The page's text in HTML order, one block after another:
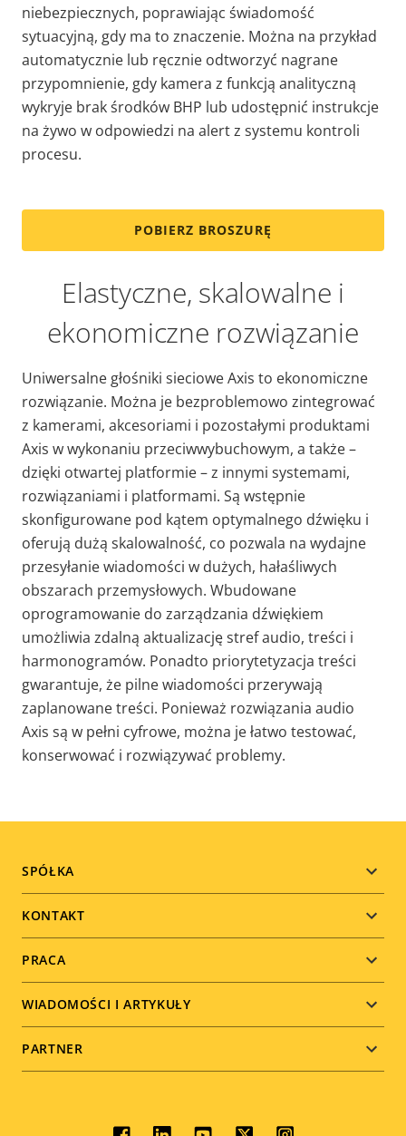
niebezpiecznych, poprawiając świadomość
sytuacyjną, gdy ma to znaczenie. Można na przykład
automatycznie lub ręcznie odtworzyć nagrane
przypomnienie, gdy kamera z funkcją analityczną
wykryje brak środków BHP lub udostępnić instrukcje
na żywo w odpowiedzi na alert z systemu kontroli
procesu.
POBIERZ BROSZURĘ
Elastyczne, skalowalne i
ekonomiczne rozwiązanie
Uniwersalne głośniki sieciowe Axis to ekonomiczne
rozwiązanie. Można je bezproblemowo zintegrować
z kamerami, akcesoriami i pozostałymi produktami
Axis w wykonaniu przeciwwybuchowym, a także –
dzięki otwartej platformie – z innymi systemami,
rozwiązaniami i platformami. Są wstępnie
skonfigurowane pod kątem optymalnego dźwięku i
oferują dużą skalowalność, co pozwala na wydajne
przesyłanie wiadomości w dużych, hałaśliwych
obszarach przemysłowych. Wbudowane
oprogramowanie do zarządzania dźwiękiem
umożliwia zdalną aktualizację stref audio, treści i
harmonogramów. Ponadto priorytetyzacja treści
gwarantuje, że pilne wiadomości przerywają
zaplanowane treści. Ponieważ rozwiązania audio
Axis są w pełni cyfrowe, można je łatwo testować,
konserwować i rozwiązywać problemy.
Footer
menu
SPÓŁKA
KONTAKT
PRACA
WIADOMOŚCI I ARTYKUŁY
PARTNER